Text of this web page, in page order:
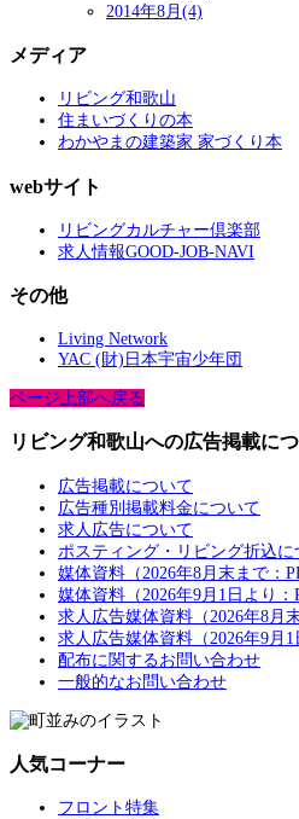
2014年8月(4)
メディア
リビング和歌山
住まいづくりの本
わかやまの建築家 家づくり本
webサイト
リビングカルチャー倶楽部
求人情報GOOD-JOB-NAVI
その他
Living Network
YAC (財)日本宇宙少年団
ページ上部へ戻る
リビング和歌山への広告掲載に
広告掲載について
広告種別掲載料金について
求人広告について
ポスティング・リビング折込に
媒体資料（2026年8月末まで：
媒体資料（2026年9月1日より：
求人広告媒体資料（2026年8月
求人広告媒体資料（2026年9月1
配布に関するお問い合わせ
一般的なお問い合わせ
人気コーナー
フロント特集